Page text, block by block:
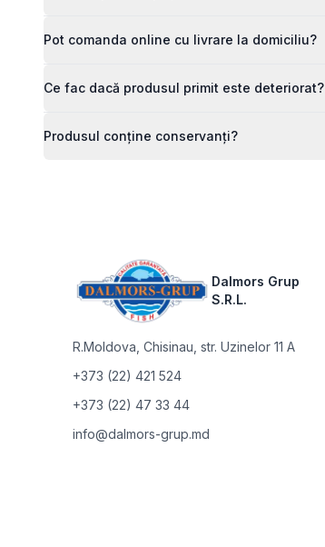
Pot comanda online cu livrare la domiciliu?
Ce fac dacă produsul primit este deteriorat?
Produsul conține conservanți?
Dalmors Grup
S.R.L.
R.Moldova Chisinau, str. Uzinelor 11 A
+373 (22) 421 524
+373 (22) 47 33 44
info@dalmors-grup.md